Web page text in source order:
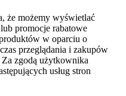
że możemy wyświetlać
promocje rabatowe
w oparciu o
przeglądania i zakupów
zgodą użytkownika
usług stron